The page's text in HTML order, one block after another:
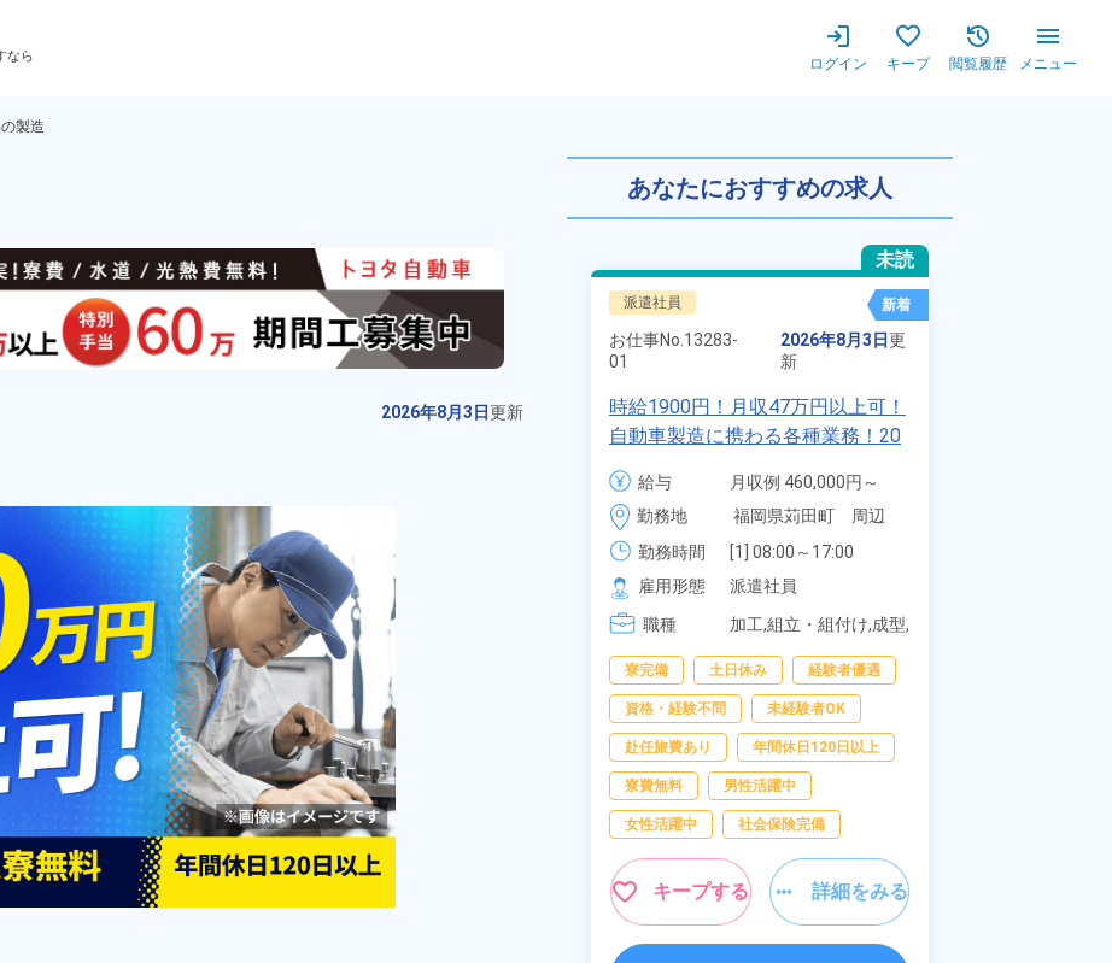
なら ログイン キープ 閲覧履歴 メニュー
製造
自動車部品の製造！寮費無料！未経験でも嬉しい高時給
2026年8月3日更新
あなたにおすすめの求人
お仕事No.12903-
01
2026年8月3日
新
製品の入出庫管理業務！20代～50
代の男女活躍中★マイカー通勤
空調完備で快適！自社正社員登用
あり！土日祝休み！人気の日勤の
お仕事！《岩手県花巻市》
勤務地
勤務時間
雇用形態
派遣社員
職種
加工,部品供給・充填・
運搬
土日祝休み 経験者優遇
資格・経験不問 未経験者OK
女性活躍中 男性活躍中
社会保険完備
キープする
未読
派遣社員 新着
お仕事No. 13283-
01
2026年8月3日更
新
時給1900円！月収47万円以上可！
自動車製造に携わる各種業務！20
代～40代の男女活躍中★ワンルー
ム寮無料！マイカー通勤OK！無料
駐車場あり！赴任旅費会社負担！
社員食堂あり！日払いあり！土日
休み！特別賞与90万円支給！《福
岡県京都郡苅田町》
給与
月収例 460,000円～
480,000円
時給 1,900円～1,900円
勤務地
福岡県苅田町　周辺
勤務時間
[1] 08:00～17:00
[2] 20:00～05:00
[3] 06:30～15:00
[4] 14:30～23:00
雇用形態
派遣社員
職種
加工,組立・組付け,成型,
オペレーター,部品供
給・充填・運搬,検査,物
流・配送
寮完備 土日休み 経験者優遇
資格・経験不問 未経験者OK
赴任旅費あり 年間休日120日以上
寮費無料 男性活躍中
女性活躍中 社会保険完備
キープする 詳細をみる